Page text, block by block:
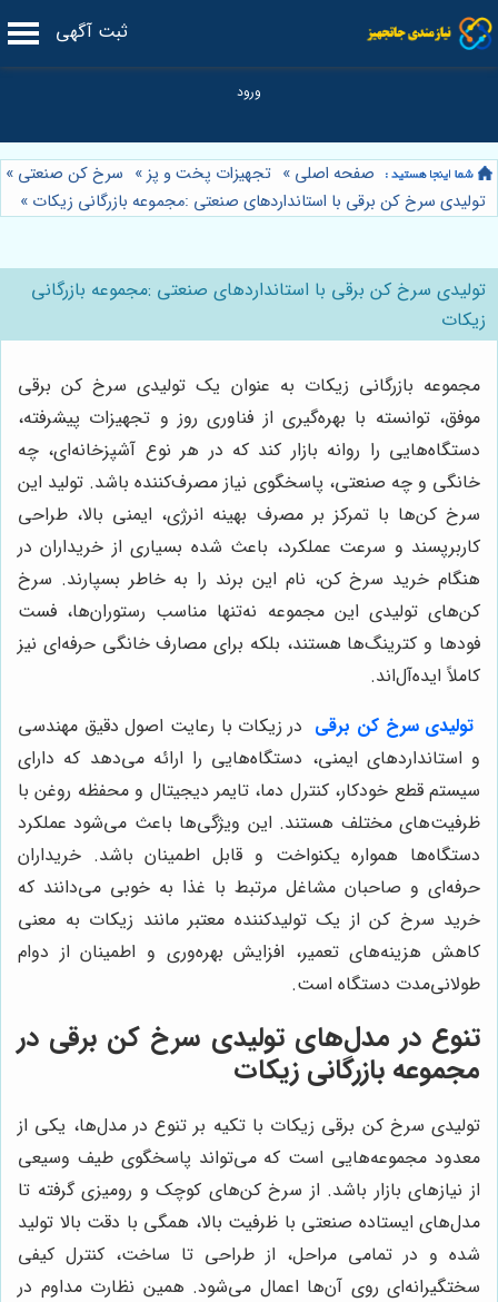
ثبت آگهی
صفحه اصلی » تجهیزات پخت و پز» سرخ کن صنعتی »
تولیدی سرخ کن برقی با استانداردهای صنعتی :مجموعه بازرگانی زیکات »
تولیدی سرخ کن برقی با استانداردهای صنعتی :مجموعه بازرگانی
زیکات
مجموعه بازرگانی زیکات به عنوان یک تولیدی سرخ کن برقی
موفق، توانسته با بهره‌گیری از فناوری روز و تجهیزات پیشرفته،
دستگاه‌هایی را روانه بازار کند که در هر نوع آشپزخانه‌ای، چه
خانگی و چه صنعتی، پاسخگوی نیاز مصرف‌کننده باشد. تولید این
سرخ کن‌ها با تمرکز بر مصرف بهینه انرژی، ایمنی بالا، طراحی
کاربرپسند و سرعت عملکرد، باعث شده بسیاری از خریداران در
هنگام خرید سرخ کن، نام این برند را به خاطر بسپارند. سرخ
کن‌های تولیدی این مجموعه نه‌تنها مناسب رستوران‌ها، فست
فودها و کترینگ‌ها هستند، بلکه برای مصارف خانگی حرفه‌ای نیز
کاملاً ایده‌آل‌اند.
تولیدی سرخ کن برقی در زیکات با رعایت اصول دقیق مهندسی
و استانداردهای ایمنی، دستگاه‌هایی را ارائه می‌دهد که دارای
سیستم قطع خودکار، کنترل دما، تایمر دیجیتال و محفظه روغن با
ظرفیت‌های مختلف هستند. این ویژگی‌ها باعث می‌شود عملکرد
دستگاه‌ها همواره یکنواخت و قابل اطمینان باشد. خریداران
حرفه‌ای و صاحبان مشاغل مرتبط با غذا به خوبی می‌دانند که
خرید سرخ کن از یک تولیدکننده معتبر مانند زیکات به معنی
کاهش هزینه‌های تعمیر، افزایش بهره‌وری و اطمینان از دوام
طولانی‌مدت دستگاه است.
تنوع در مدل‌های تولیدی سرخ کن برقی در
مجموعه بازرگانی زیکات
تولیدی سرخ کن برقی زیکات با تکیه بر تنوع در مدل‌ها، یکی از
معدود مجموعه‌هایی است که می‌تواند پاسخگوی طیف وسیعی
از نیازهای بازار باشد. از سرخ کن‌های کوچک و رومیزی گرفته تا
مدل‌های ایستاده صنعتی با ظرفیت بالا، همگی با دقت بالا تولید
شده و در تمامی مراحل، از طراحی تا ساخت، کنترل کیفی
سختگیرانه‌ای روی آن‌ها اعمال می‌شود. همین نظارت مداوم در